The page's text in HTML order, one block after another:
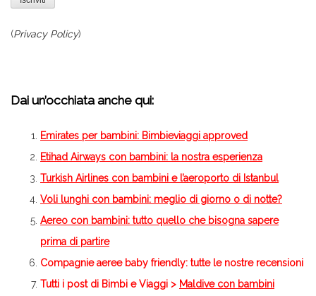
(Privacy Policy)
Dai un’occhiata anche qui:
Emirates per bambini: Bimbieviaggi approved
Etihad Airways con bambini: la nostra esperienza
Turkish Airlines con bambini e l’aeroporto di Istanbul
Voli lunghi con bambini: meglio di giorno o di notte?
Aereo con bambini: tutto quello che bisogna sapere
prima di partire
Compagnie aeree baby friendly: tutte le nostre recensioni
Tutti i post di Bimbi e Viaggi > Maldive con bambini